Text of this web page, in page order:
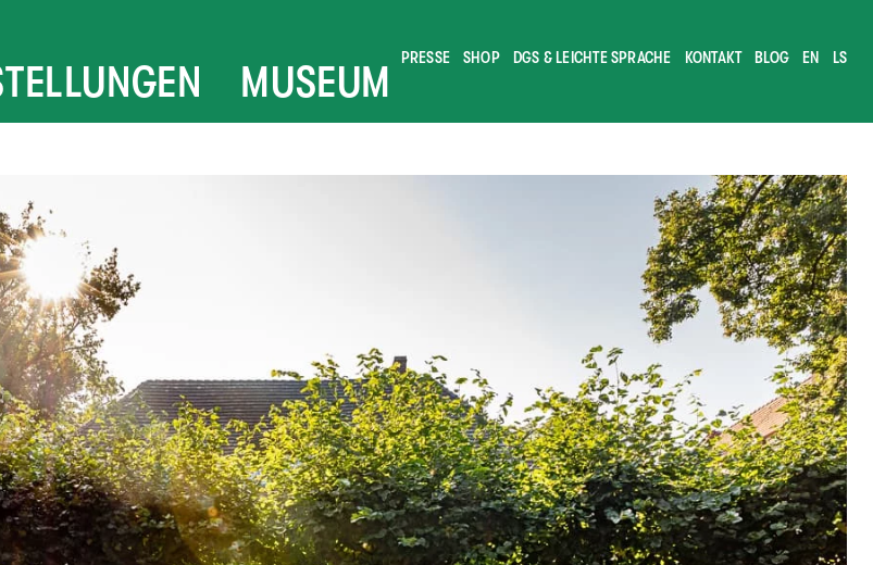
MUSEUM PRESSE SHOP DGS & LEICHTE SPRACHE KONTAKT BLOG EN LS